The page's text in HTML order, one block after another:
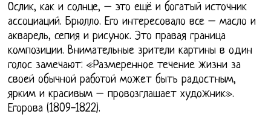
Ослик, как и солнце, – это ещё и богатый источник
ассоциаций. Брюлло. Его интересовало все – масло и
акварель, сепия и рисунок. Это правая граница
композиции. Внимательные зрители картины в один
голос замечают: «Размеренное течение жизни за
своей обычной работой может быть радостным,
ярким и красивым – провозглашает художник».
Егорова (1809-1822).